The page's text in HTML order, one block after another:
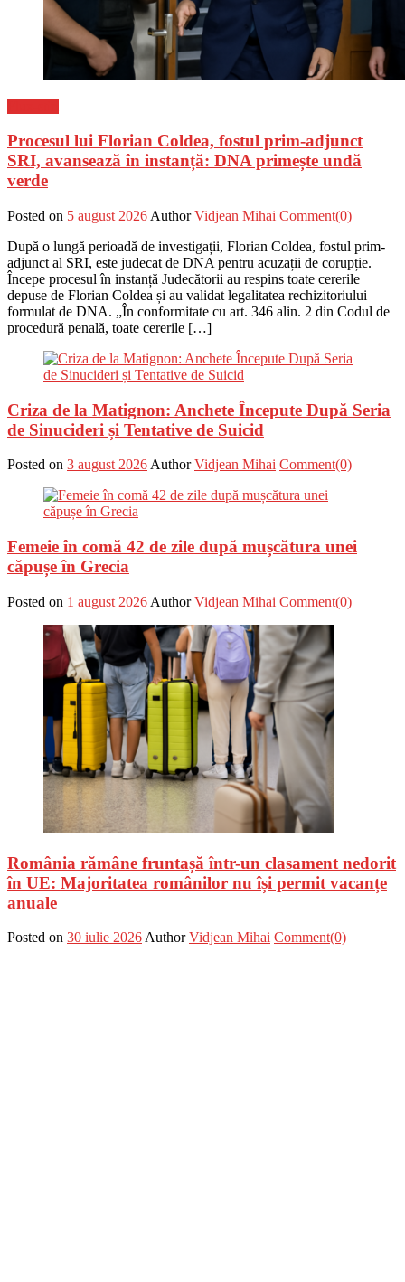
Procesul lui Florian Coldea, fostul prim-adjunct
SRI, avansează în instanță: DNA primește undă
verde
Posted on 5 august 2026 Author Vidjean Mihai Comment(0)
După o lungă perioadă de investigații, Florian Coldea, fostul prim-
adjunct al SRI, este judecat de DNA pentru acuzații de corupție.
Începe procesul în instanță Judecătorii au respins toate cererile
depuse de Florian Coldea și au validat legalitatea rechizitoriului
formulat de DNA. „În conformitate cu art. 346 alin. 2 din Codul de
procedură penală, toate cererile […]
Criza de la Matignon: Anchete Începute După Seria
de Sinucideri și Tentative de Suicid
Posted on 3 august 2026Author Vidjean Mihai Comment(0)
Femeie în comă 42 de zile după mușcătura unei
căpușe în Grecia
Posted on 1 august 2026 Author Vidjean Mihai Comment(0)
România rămâne fruntașă într-un clasament nedorit
în UE: Majoritatea românilor nu își permit vacanțe
anuale
Posted on 30 iulie 2026 Author Vidjean Mihai Comment(0)